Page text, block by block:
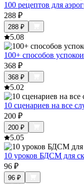
100 рецептов для
288 ₽
288 ₽
5.08
100+ способов
368 ₽
368 ₽
5.02
10 сценариев на все
200 ₽
200 ₽
5.05
10 уроков БДСМ для
96 ₽
96 ₽